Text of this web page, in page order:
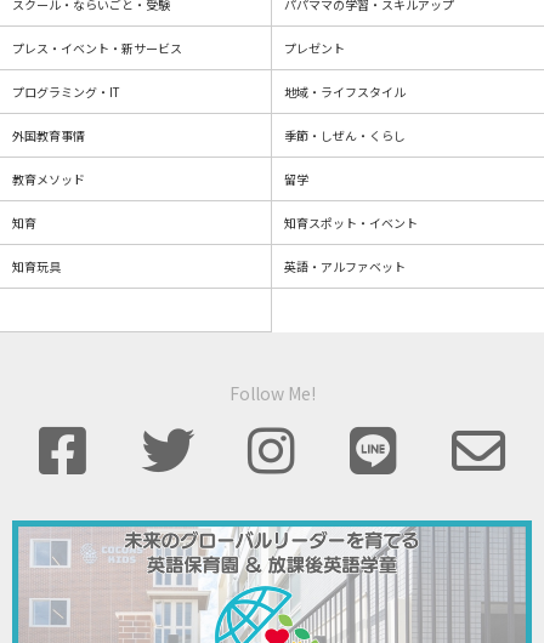
スクール・ならいごと・受験 パパママの学習・スキルアップ
プレス・イベント・新サービス プレゼント
プログラミング・IT 地域・ライフスタイル
外国教育事情 季節・しぜん・くらし
教育メソッド 留学
知育 知育スポット・イベント
知育玩具 英語・アルファベット
Follow Me!